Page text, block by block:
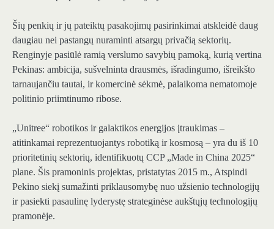
Šių penkių ir jų pateiktų pasakojimų pasirinkimai atskleidė daug
daugiau nei pastangų nuraminti atsargų privačią sektorių.
Renginyje pasiūlė ramią verslumo savybių pamoką, kurią vertina
Pekinas: ambicija, sušvelninta drausmės, išradingumo, išreikšto
tarnaujančiu tautai, ir komercinė sėkmė, palaikoma nematomoje
politinio priimtinumo ribose.
„Unitree“ robotikos ir galaktikos energijos įtraukimas –
atitinkamai reprezentuojantys robotiką ir kosmosą – yra du iš 10
prioritetinių sektorių, identifikuotų CCP „Made in China 2025“
plane. Šis pramoninis projektas, pristatytas 2015 m., Atspindi
Pekino siekį sumažinti priklausomybę nuo užsienio technologijų
ir pasiekti pasaulinę lyderystę strateginėse aukštųjų technologijų
pramonėje.